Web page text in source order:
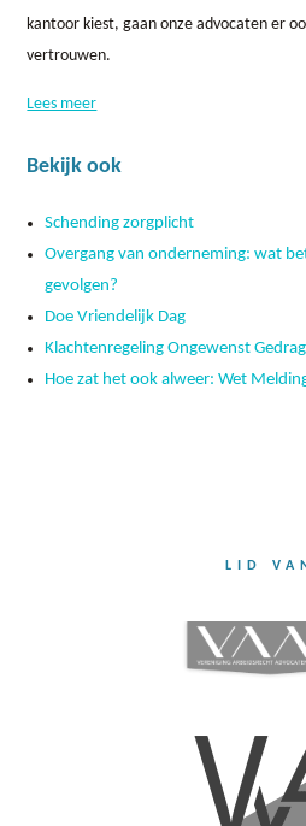
kantoor kiest, gaan onze advocaten er
vertrouwen.
Lees meer
Bekijk ook
Schending zorgplicht
Overgang van onderneming: wat
gevolgen?
Doe Vriendelijk Dag
Klachtenregeling Ongewenst Gedrag
Hoe zat het ook alweer: Wet
LID